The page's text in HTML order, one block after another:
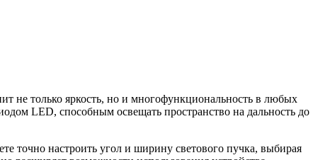
не только яркость, но и многофункциональность в любых
LED, способным освещать пространство на дальность до
точно настроить угол и ширину светового пучка, выбирая